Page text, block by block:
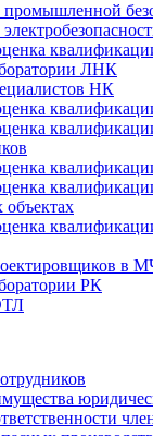
промышленной
ЛНК
НК
объектах
в
РК